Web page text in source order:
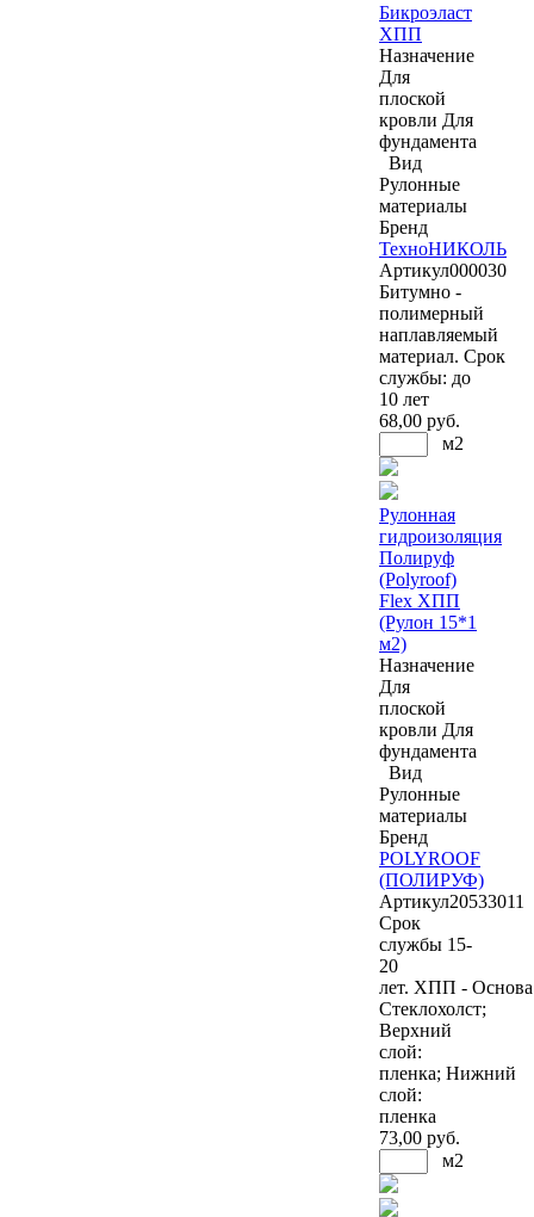
Бикроэласт
ХПП
Назначение
Для
плоской
кровли Для
фундамента
Вид
Рулонные
материалы
Бренд
ТехноНИКОЛЬ
Артикул000030
Битумно -
полимерный
наплавляемый
материал. Срок
службы: до
10 лет
68,00 руб.
м2
Рулонная
гидроизоляция
Полируф
(Polyroof)
Flex ХПП
(Рулон 15*1
м2)
Назначение
Для
плоской
кровли Для
фундамента
Вид
Рулонные
материалы
Бренд
POLYROOF
(ПОЛИРУФ)
Артикул20533011
Срок
службы 15-
20
лет. ХПП -
Стеклохолст;
Верхний
слой:
пленка; Нижний
слой:
пленка
73,00 руб.
м2